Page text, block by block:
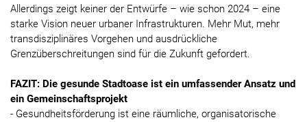
Allerdings zeigt keiner der Entwürfe – wie schon 2024 – eine
starke Vision neuer urbaner Infrastrukturen. Mehr Mut, mehr
transdisziplinäres Vorgehen und ausdrückliche
Grenzüberschreitungen sind für die Zukunft gefordert.
FAZIT: Die gesunde Stadtoase ist ein umfassender Ansatz und
ein Gemeinschaftsprojekt
- Gesundheitsförderung ist eine räumliche, organisatorische